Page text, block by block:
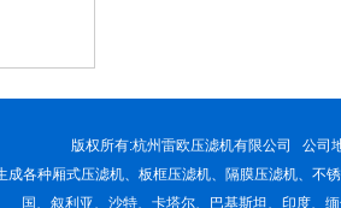
版权所有:杭州雷欧压滤机有限公司
公司
成各种厢式压滤机、板框压滤机、隔膜压滤机、
国、叙利亚、沙特、卡塔尔、巴基斯坦、印度、